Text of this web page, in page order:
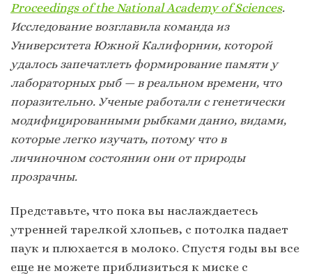
Proceedings of the National Academy of Sciences.
Исследование возглавила команда из
Университета Южной Калифорнии, которой
удалось запечатлеть формирование памяти у
лабораторных рыб — в реальном времени, что
поразительно. Ученые работали с генетически
модифицированными рыбками данио, видами,
которые легко изучать, потому что в
личиночном состоянии они от природы
прозрачны.
Представьте, что пока вы наслаждаетесь
утренней тарелкой хлопьев, с потолка падает
паук и плюхается в молоко. Спустя годы вы все
еще не можете приблизиться к миске с